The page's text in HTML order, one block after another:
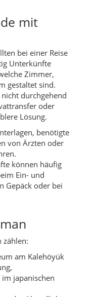
mit
bei einer Reise
Unterkünfte
Zimmer,
gestaltet sind.
durchgehend
oder
Lösung.
benötigte
von Ärzten oder
können häufig
Ein- und
Gepäck oder bei
zählen:
am Kalehöyük
japanischen